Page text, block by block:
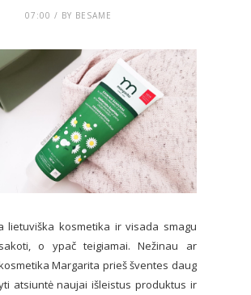
07:00 / BY BESAME
lietuviška kosmetika ir visada smagu
o ypač teigiamai. Nežinau ar
Margarita prieš šventes daug
atsiuntė naujai išleistus produktus ir